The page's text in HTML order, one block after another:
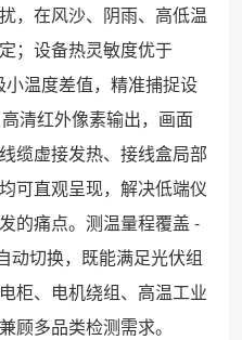
，在风沙、阴雨、高低温
；设备热灵敏度优于
温度差值，精准捕捉设
清红外像素输出，画面
缆虚接发热、接线盒局部
可直观呈现，解决低端仪
的痛点。测温量程覆盖 -
切换，既能满足光伏组
柜、电机绕组、高温工业
顾多品类检测需求。